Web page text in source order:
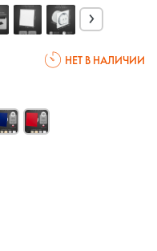
›
НЕТ В НАЛИЧИИ